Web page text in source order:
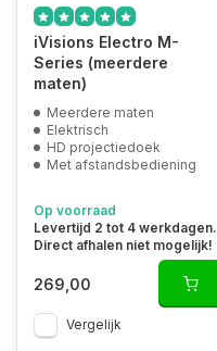
iVisions Electro M-
Series (meerdere
maten)
Meerdere maten
Elektrisch
HD projectiedoek
Met afstandsbediening
Op voorraad
Levertijd 2 tot 4 werkdagen.
Direct afhalen niet mogelijk!
269,00
Vergelijk